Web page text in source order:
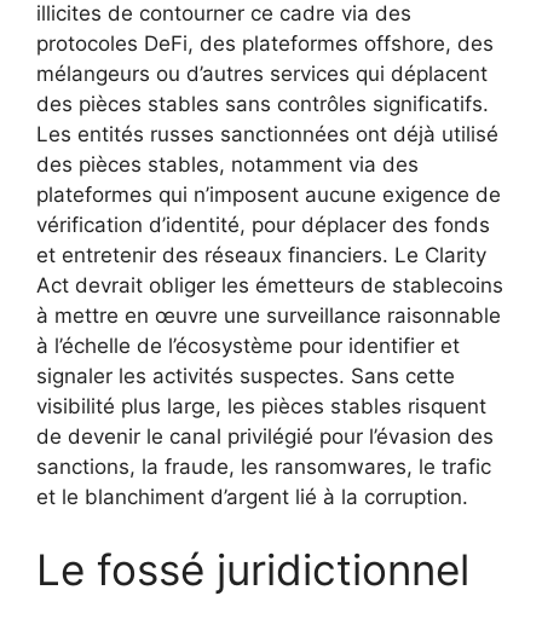
illicites de contourner ce cadre via des
protocoles DeFi, des plateformes offshore, des
mélangeurs ou d’autres services qui déplacent
des pièces stables sans contrôles significatifs.
Les entités russes sanctionnées ont déjà utilisé
des pièces stables, notamment via des
plateformes qui n’imposent aucune exigence de
vérification d’identité, pour déplacer des fonds
et entretenir des réseaux financiers. Le Clarity
Act devrait obliger les émetteurs de stablecoins
à mettre en œuvre une surveillance raisonnable
à l’échelle de l’écosystème pour identifier et
signaler les activités suspectes. Sans cette
visibilité plus large, les pièces stables risquent
de devenir le canal privilégié pour l’évasion des
sanctions, la fraude, les ransomwares, le trafic
et le blanchiment d’argent lié à la corruption.
Le fossé juridictionnel